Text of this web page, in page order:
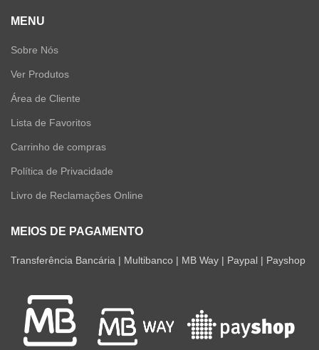
MENU
Sobre Nós
Ver Produtos
Área de Cliente
Lista de Favoritos
Carrinho de compras
Política de Privacidade
Livro de Reclamações Online
MEIOS DE PAGAMENTO
Transferência Bancária | Multibanco | MB Way | Paypal | Payshop